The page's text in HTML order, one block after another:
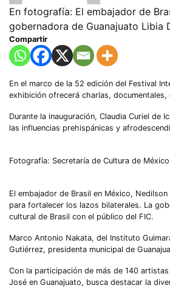
En fotografía: El embajador de
gobernadora de Guanajuato Libia
Compartir
En el marco de la 52 edición del Festival
exhibición ofrecerá charlas,
Durante la inauguración, Claudia Curiel de
las influencias prehispánicas y
Fotografía: Secretaría de Cultura de
El embajador de Brasil en México,
para fortalecer los lazos bilaterales. La
cultural de Brasil con el público del FIC.
Marco Antonio Nakata, del Instituto
Gutiérrez, presidenta municipal de
Con la participación de más de 140
José en Guanajuato, busca destacar la